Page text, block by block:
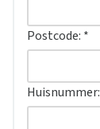
Postcode: *
Huisnummer: